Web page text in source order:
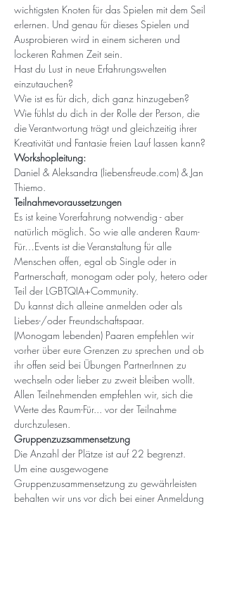
wichtigsten Knoten für das Spielen mit dem Seil
erlernen. Und genau für dieses Spielen und
Ausprobieren wird in einem sicheren und
lockeren Rahmen Zeit sein.
Hast du Lust in neue Erfahrungswelten
einzutauchen?
Wie ist es für dich, dich ganz hinzugeben?
Wie fühlst du dich in der Rolle der Person, die
die Verantwortung trägt und gleichzeitig ihrer
Kreativität und Fantasie freien Lauf lassen kann?
Workshopleitung:
Daniel & Aleksandra (liebensfreude.com) & Jan
Thiemo.
Teilnahmevoraussetzungen
Es ist keine Vorerfahrung notwendig - aber
natürlich möglich. So wie alle anderen Raum-
Für…Events ist die Veranstaltung für alle
Menschen offen, egal ob Single oder in
Partnerschaft, monogam oder poly, hetero oder
Teil der LGBTQIA+Community.
Du kannst dich alleine anmelden oder als
Liebes-/oder Freundschaftspaar.
(Monogam lebenden) Paaren empfehlen wir
vorher über eure Grenzen zu sprechen und ob
ihr offen seid bei Übungen PartnerInnen zu
wechseln oder lieber zu zweit bleiben wollt.
Allen Teilnehmenden empfehlen wir, sich die
Werte des Raum-Für... vor der Teilnahme
durchzulesen.
Gruppenzuzsammensetzung
Die Anzahl der Plätze ist auf 22 begrenzt.
Um eine ausgewogene
Gruppenzusammensetzung zu gewährleisten
behalten wir uns vor dich bei einer Anmeldung